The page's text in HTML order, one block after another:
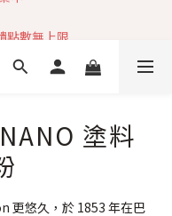
點數無上限
品資訊
塗料
更悠久，於 1853 年在巴